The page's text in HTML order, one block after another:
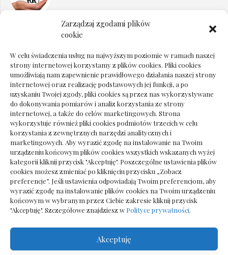
Zarządzaj zgodami plików
cookie
W celu świadczenia usług na najwyższym poziomie w ramach naszej
strony internetowej korzystamy z plików cookies. Pliki cookies
umożliwiają nam zapewnienie prawidłowego działania naszej strony
internetowej oraz realizację podstawowych jej funkcji, a po
uzyskaniu Twojej zgody, pliki cookies są przez nas wykorzystywane
do dokonywania pomiarów i analiz korzystania ze strony
internetowej, a także do celów marketingowych. Strona
wykorzystuje również pliki cookies podmiotów trzecich w celu
korzystania z zewnętrznych narzędzi analitycznych i
marketingowych. Aby wyrazić zgodę na instalowanie na Twoim
urządzeniu końcowym plików cookies wszystkich wskazanych wyżej
kategorii kliknij przycisk "Akceptuję". Poszczególne ustawienia plików
cookies możesz zmieniać po kliknięciu przycisku „Zobacz
preferencje”. Jeśli ustawienia odpowiadają Twoim preferencjom, aby
wyrazić zgodę na instalowanie plików cookies na Twoim urządzeniu
końcowym w wybranym przez Ciebie zakresie kliknij przycisk
"Akceptuję". Szczegółowe znajdziesz w Polityce prywatności.
Akceptuję
Dokumenty do odbioru przy zmianie biura
Deska podłogowa do salonu: jak wybrać bez
pośpiechu